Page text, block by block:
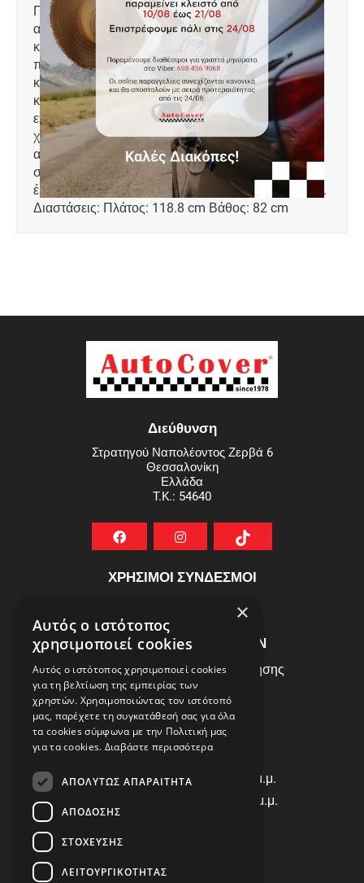
Πατάκι πορτ μπαγκάζ Rigum, κατασκευασμένο
από υψηλής ποιότητας άοσμο ανθεκτικό
καουτσούκ, φιλικό προς το
περιβάλλον. Αντιολισθητικό και πολύ εύκολο στο
καθάρισμα. Το χείλος που διαθέτει (περίπου 2cm)
και η ειδικά διαμορφωμένη κυψελωτή
επιφάνεια συγκρατούν νερά, λάσπες, χώματα και
χιόνι, διατηρώντας καθαρό το εσωτερικό του
αυτοκινήτου. Διαθέτει άψογη εφαρμογή. Ειδικά
σχεδιασμένο για: Volkswagen ID.3 μοντ. 2020+,
έκδοση με σταθερό επίπεδο στο χώρο αποσκευών.
Διαστάσεις: Πλάτος: 118.8 cm Βάθος: 82 cm
Διεύθυνση
Στρατηγού Ναπολέοντος Ζερβά 6
Θεσσαλονίκη
Ελλάδα
T.K.: 54640
ΧΡΗΣΙΜΟΙ ΣΥΝΔΕΣΜΟΙ
ΕΞΥΠΗΡΕΤΗΣΗ ΠΕΛΑΤΩΝ
Πολιτική Δεδομένων - Όροι Χρήσης
Πολιτική Επιστροφών
Όροι Χρήσης
ΩΡΑΡΙΟ ΛΕΙΤΟΥΡΓΙΑΣ
Δ | Τ | Τ | Π: 8:00 π.μ. - 18:00 μ.μ.
Παρασκευή: 8:00 π.μ. - 14:00 μ.μ.
×
Αυτός ο ιστότοπος
χρησιμοποιεί cookies
Αυτός ο ιστότοπος χρησιμοποιεί cookies
για τη βελτίωση της εμπειρίας των
χρηστών. Χρησιμοποιώντας τον ιστότοπό
μας, παρέχετε τη συγκατάθεσή σας για όλα
τα cookies σύμφωνα με την Πολιτική μας
για τα cookies. Διαβάστε περισσότερα
ΑΠΟΛΎΤΩΣ ΑΠΑΡΑΊΤΗΤΑ
ΑΠΌΔΟΣΗΣ
ΣΤΌΧΕΥΣΗΣ
ΛΕΙΤΟΥΡΓΙΚΌΤΗΤΑΣ